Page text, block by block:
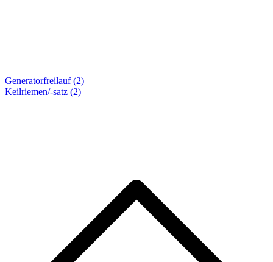
Generatorfreilauf (2)
Keilriemen/-satz (2)